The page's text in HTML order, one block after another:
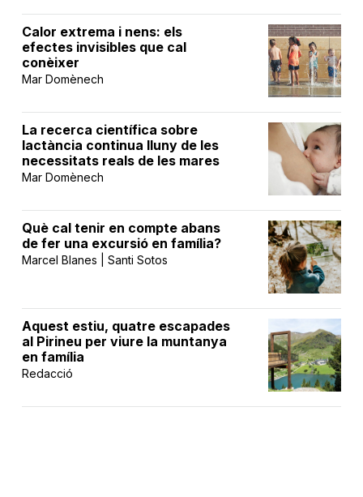
Calor extrema i nens: els
efectes invisibles que cal
conèixer
Mar Domènech
La recerca científica sobre
lactància continua lluny de les
necessitats reals de les mares
Mar Domènech
Què cal tenir en compte abans
de fer una excursió en família?
Marcel Blanes | Santi Sotos
Aquest estiu, quatre escapades
al Pirineu per viure la muntanya
en família
Redacció